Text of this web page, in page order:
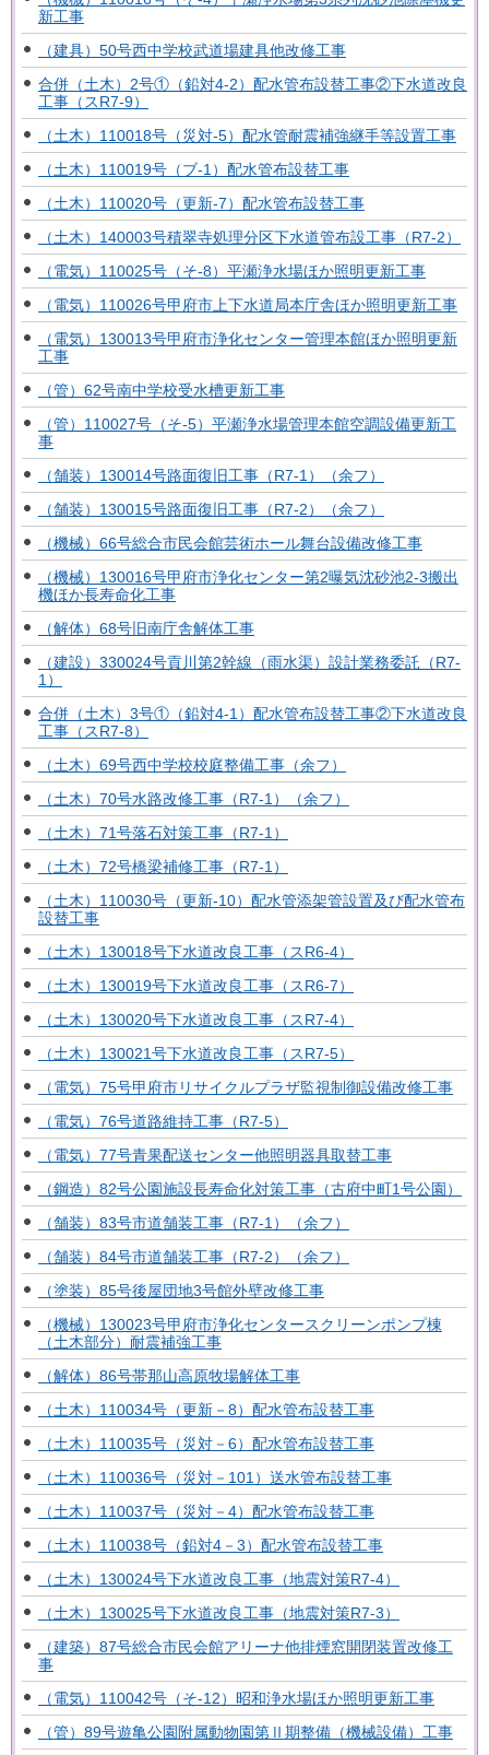
新工事
（建具）50号西中学校武道場建具他改修工事
合併（土木）2号①（鉛対4-2）配水管布設替工事②下水道改良
工事（スR7-9）
（土木）110018号（災対-5）配水管耐震補強継手等設置工事
（土木）110019号（ブ-1）配水管布設替工事
（土木）110020号（更新-7）配水管布設替工事
（土木）140003号積翠寺処理分区下水道管布設工事（R7-2）
（電気）110025号（そ-8）平瀬浄水場ほか照明更新工事
（電気）110026号甲府市上下水道局本庁舎ほか照明更新工事
（電気）130013号甲府市浄化センター管理本館ほか照明更新
工事
（管）62号南中学校受水槽更新工事
（管）110027号（そ-5）平瀬浄水場管理本館空調設備更新工
事
（舗装）130014号路面復旧工事（R7-1）（余フ）
（舗装）130015号路面復旧工事（R7-2）（余フ）
（機械）66号総合市民会館芸術ホール舞台設備改修工事
（機械）130016号甲府市浄化センター第2曝気沈砂池2-3搬出
機ほか長寿命化工事
（解体）68号旧南庁舎解体工事
（建設）330024号貢川第2幹線（雨水渠）設計業務委託（R7-
1）
合併（土木）3号①（鉛対4-1）配水管布設替工事②下水道改良
工事（スR7-8）
（土木）69号西中学校校庭整備工事（余フ）
（土木）70号水路改修工事（R7-1）（余フ）
（土木）71号落石対策工事（R7-1）
（土木）72号橋梁補修工事（R7-1）
（土木）110030号（更新-10）配水管添架管設置及び配水管布
設替工事
（土木）130018号下水道改良工事（スR6-4）
（土木）130019号下水道改良工事（スR6-7）
（土木）130020号下水道改良工事（スR7-4）
（土木）130021号下水道改良工事（スR7-5）
（電気）75号甲府市リサイクルプラザ監視制御設備改修工事
（電気）76号道路維持工事（R7-5）
（電気）77号青果配送センター他照明器具取替工事
（鋼造）82号公園施設長寿命化対策工事（古府中町1号公園）
（舗装）83号市道舗装工事（R7-1）（余フ）
（舗装）84号市道舗装工事（R7-2）（余フ）
（塗装）85号後屋団地3号館外壁改修工事
（機械）130023号甲府市浄化センタースクリーンポンプ棟
（土木部分）耐震補強工事
（解体）86号帯那山高原牧場解体工事
（土木）110034号（更新－8）配水管布設替工事
（土木）110035号（災対－6）配水管布設替工事
（土木）110036号（災対－101）送水管布設替工事
（土木）110037号（災対－4）配水管布設替工事
（土木）110038号（鉛対4－3）配水管布設替工事
（土木）130024号下水道改良工事（地震対策R7-4）
（土木）130025号下水道改良工事（地震対策R7-3）
（建築）87号総合市民会館アリーナ他排煙窓開閉装置改修工
事
（電気）110042号（そ-12）昭和浄水場ほか照明更新工事
（管）89号遊亀公園附属動物園第Ⅱ期整備（機械設備）工事